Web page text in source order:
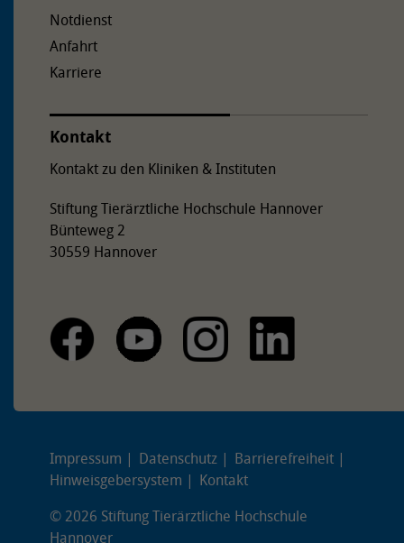
Notdienst
Anfahrt
Karriere
Kontakt
Kontakt zu den Kliniken & Instituten
Stiftung Tierärztliche Hochschule Hannover
Bünteweg 2
30559 Hannover
Impressum Datenschutz
Barrierefreiheit
Hinweisgebersystem
Kontakt
© 2026 Stiftung Tierärztliche Hochschule
Hannover